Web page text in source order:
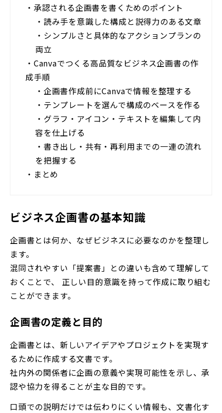
・ 承認される企画書を書くためのポイント
・ 読み手を意識した構成と説得力のある文章
・ シンプルさと具体的なアクションプランの
両立
・ Canvaでつくる高品質なビジネス企画書の作
成手順
・ 企画書作成前にCanvaで情報を整理する
・ テンプレートを選んで構成のベースを作る
・ グラフ・アイコン・テキストを編集して内
容を仕上げる
・ 書き出し・共有・再利用までの一連の流れ
を把握する
・ まとめ
ビジネス企画書の基本知識
企画書とは何か、なぜビジネスに必要なのかを整理し
ます。
混同されやすい「提案書」との違いも含めて理解して
おくことで、 正しい目的意識を持って作成に取り組む
ことができます。
企画書の定義と目的
企画書とは、新しいアイデアやプロジェクトを実現す
るために作成する文書です。
社内外の関係者に企画の意義や実現可能性を示し、承
認や協力を得ることが主な目的です。
口頭での説明だけでは伝わりにくい情報も、文書化す